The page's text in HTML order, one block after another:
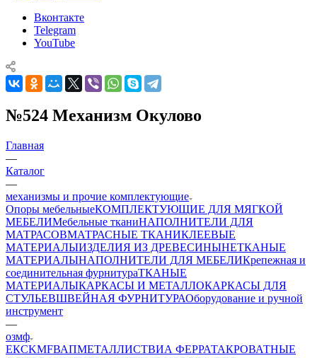
Вконтакте
Telegram
YouTube
№524 Механизм Окулово
Главная
—
Каталог
—
механизмы и прочие комплектующие
Опоры мебельныеКОМПЛЕКТУЮЩИЕ ДЛЯ МЯГКОЙ
МЕБЕЛИМебельные тканиНАПОЛНИТЕЛИ ДЛЯ
МАТРАСОВМАТРАСНЫЕ ТКАНИКЛЕЕВЫЕ
МАТЕРИАЛЫИЗДЕЛИЯ ИЗ ДРЕВЕСИНЫНЕТКАНЫЕ
МАТЕРИАЛЫНАПОЛНИТЕЛИ ДЛЯ МЕБЕЛИКрепежная и
соединительная фурнитураТКАНЫЕ
МАТЕРИАЛЫКАРКАСЫ И МЕТАЛЛОКАРКАСЫ ДЛЯ
СТУЛЬЕВШВЕЙНАЯ ФУРНИТУРАОборудование и ручной
инструмент
—
озмф
ЕКCKMFВАПМЕТАЛЛИСТВИА ФЕРРАТАКРОВАТНЫЕ